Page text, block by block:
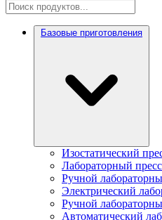
Базовые приготовления
Изостатический
Лабораторный
Ручной
Электрический
Ручной
Автоматический